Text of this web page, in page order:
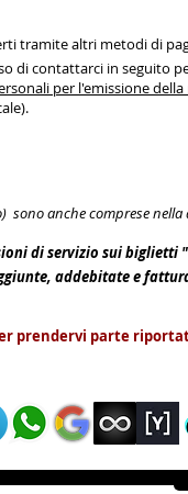
tramite altri metodi di
di contattarci in seguito
per l'emissione
sono anche comprese
di servizio sui biglietti
addebitate e
prendervi parte